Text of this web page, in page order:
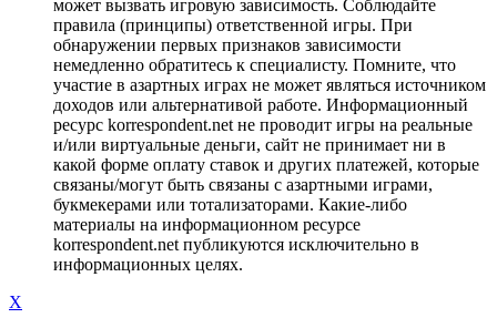
может вызвать игровую зависимость. Соблюдайте
правила (принципы) ответственной игры. При
обнаружении первых признаков зависимости
немедленно обратитесь к специалисту. Помните, что
участие в азартных играх не может являться источником
доходов или альтернативой работе. Информационный
ресурс korrespondent.net не проводит игры на реальные
и/или виртуальные деньги, сайт не принимает ни в
какой форме оплату ставок и других платежей, которые
связаны/могут быть связаны с азартными играми,
букмекерами или тотализаторами. Какие-либо
материалы на информационном ресурсе
korrespondent.net публикуются исключительно в
информационных целях.
X